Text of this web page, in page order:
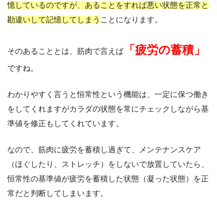
憶しているのですが、あることをすれば悪い状態を正常と
勘違いして記憶してしまう ことになります。
そのあることとは、筋肉で言えば 「疲労の蓄積」
ですね。
わかりやすく言うと恒常性という機能は、一定に保つ働き
をしてくれますがカラダの状態を常にチェックしながら基
準値を修正もしてくれています。
なので、筋肉に疲労を蓄積し過ぎて、メンテナンスケア
（ほぐしたり、ストレッチ）をしないで放置していたら、
恒常性の基準値が疲労を蓄積した状態（凝った状態）を正
常だと判断してしまいます。